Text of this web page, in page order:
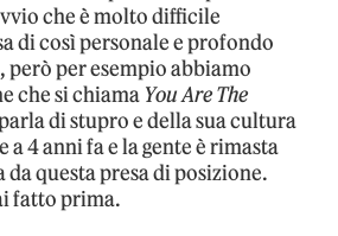
che è molto difficile
di così personale e profondo
però per esempio abbiamo
che si chiama You Are The
di stupro e della sua cultura
a 4 anni fa e la gente è rimasta
da questa presa di posizione.
fatto prima.